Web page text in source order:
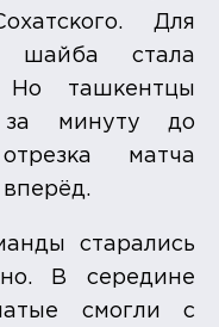
Для
шайба стала
ташкентцы
за минуту до
матча
старались
В середине
смогли с